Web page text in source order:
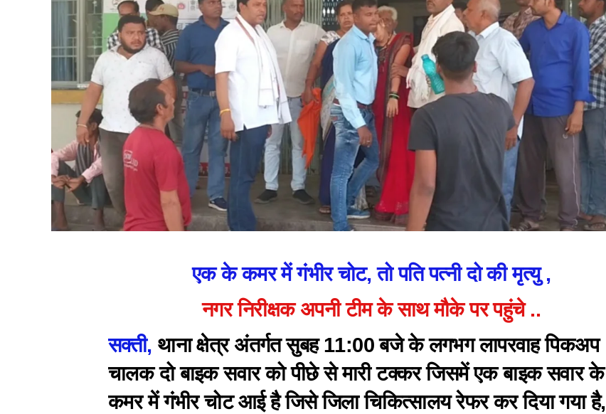
एक के कमर में गंभीर चोट, तो पति पत्नी दो की मृत्यु ,
नगर निरीक्षक अपनी टीम के साथ मौके पर पहुंचे ..
सक्ती, थाना क्षेत्र अंतर्गत सुबह 11:00 बजे के लगभग लापरवाह पिकअप
चालक दो बाइक सवार को पीछे से मारी टक्कर जिसमें एक बाइक सवार के
कमर में गंभीर चोट आई है जिसे जिला चिकित्सालय रेफर कर दिया गया है,